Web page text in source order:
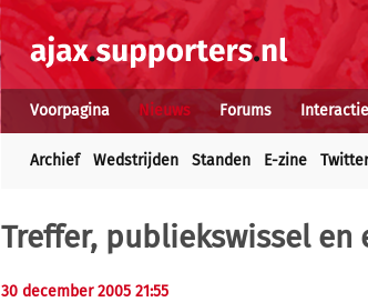
Voorpagina Nieuws Forums
Archief Wedstrijden Standen E-zine Twitter
Treffer, publiekswissel
30 december 2005 21:55